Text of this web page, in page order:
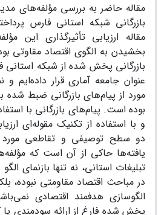
مقاله حاضر به بررسی مؤلفه‌های
بازرگانی شبکه استانی فارس
مقاله ارزیابی تأثیرگذاری این
بخشیدن به الگو‌ی اقتصاد مقاوتی
مورد از پیام‌های بازرگانی ضبط شده
بوده است. پیام‌های بازرگانی با
و با استفاده از تکنیک مقوله‌ای
دو سطح توصیفی و تقاطعی مورد
یافته‌ها حاکی از آن است که
تبلیغات استانی، نه تنها بازنمای
در مباحث اقتصاد مقاومتی نبوده،
الگوسازی هدفمند اقتصادی
پخش شده فارغ از ارائه سودمندی